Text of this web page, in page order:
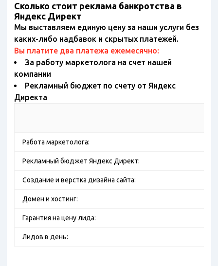
Сколько стоит реклама банкротства в
Яндекс Директ
Мы выставляем единую цену за наши услуги без
каких-либо надбавок и скрытых платежей.
Вы платите два платежа ежемесячно:
За работу маркетолога на счет нашей
компании
Рекламный бюджет по счету от Яндекс
Директа
Работа маркетолога:
Рекламный бюджет Яндекс Директ:
Создание и верстка дизайна сайта:
Домен и хостинг:
Гарантия на цену лида:
Лидов в день: